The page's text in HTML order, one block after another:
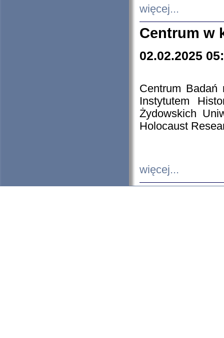
więcej...
Centrum w
02.02.2025
Centrum Badań
Instytutem
Żydowskich
Holocaust
więcej...